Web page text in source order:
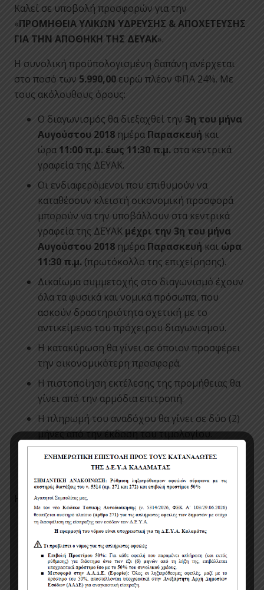
Καλεί σε υποβολή προσφορών για την
«ΠΡΟΜΗΘΕΙΑ ΥΛΙΚΩΝ ΥΔΡΕΥΣΗΣ & ΑΠΟΧΕΤΕΥΣΗΣ
ΓΙΑ ΤΗΝ ΑΠΟΘΗΚΗ ΤΗΣ ΔΕΥΑΚ».
Η συνολική προϋπολογισμένη δαπάνη ανέρχεται
στο ποσό των 5.990,00 ευρώ πλέον ΦΠΑ 24%. Με
τους ακόλουθους όρους:
Ο διαγωνισμός θα διεξαχθεί την 3η του μήνα
Αυγούστου 2018 ημέρα Παρασκευή και
ώρα 11:00 π.μ. έως 11:30 π.μ. στα κεντρικά
γραφεία της ΔΕΥΑΚ.
Οι ενδιαφερόμενοι που επιθυμούν να
καταθέσουν κλειστή οικονομική προσφορά
μπορούν να την υποβάλλουν στα κεντρικά
γραφεία της ΔΕΥΑΚ μέχρι την 3η του μήνα
Αυγούστου 2018 ημέρα Παρασκευή και ώρα
11:30 π.μ. (πρωτόκολλο της επιχείρησης).
Δικαίωμα συμμετοχής στο διαγωνισμό έχουν
όλα τα φυσικά και νομικά πρόσωπα, που
ασκούν δραστηριότητα σχετική με το
αντικείμενο του πρόχειρου διαγωνισμού.
Η κατακύρωση θα γίνει σε όποιον προσφέρει
την οικονομικότερη προσφορά.
Η πιστοποίηση εκτέλεσης της προμήθειας θα
γίνει από την αρμόδια επιτροπή.
Η πληρωμή του αναδόχου θα γίνει σε δύο (2)
μήνες από την έκδοση του τιμολογίου.
Η παράδοση των ύδρευσης & αποχέτευσης θα
γίνει στα συνεργεία της Δ.Ε.Υ.Α.Κ.
Η κάθε προσφορά θα πρέπει να συνοδεύεται :
Υπεύθυνη δήλωση του Ν. 1599/1986 άρθρο
8,
υλικά θα είναι σύμφωνα με τις
προδιαγραφές της μελέτης.